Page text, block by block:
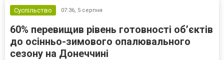
Суспільство 07:36, 5 серпня
60% перевищив рівень готовності об’єктів
до осінньо-зимового опалювального
сезону на Донеччині